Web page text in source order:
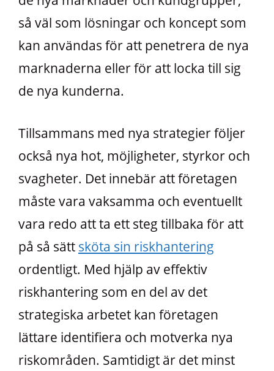
så väl som lösningar och koncept som
kan användas för att penetrera de nya
marknaderna eller för att locka till sig
de nya kunderna.
Tillsammans med nya strategier följer
också nya hot, möjligheter, styrkor och
svagheter. Det innebär att företagen
måste vara vaksamma och eventuellt
vara redo att ta ett steg tillbaka för att
på så sätt sköta sin riskhantering
ordentligt. Med hjälp av effektiv
riskhantering som en del av det
strategiska arbetet kan företagen
lättare identifiera och motverka nya
riskområden. Samtidigt är det minst